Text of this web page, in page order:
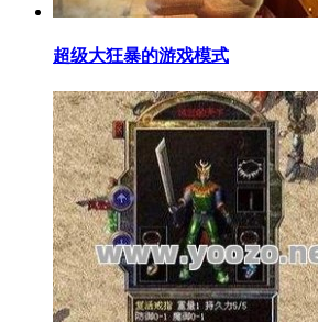
超级大狂暴的游戏模式